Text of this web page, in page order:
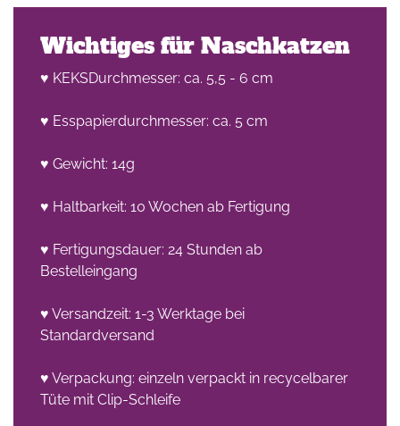
Wichtiges für Naschkatzen
♥ KEKSDurchmesser: ca. 5,5 - 6 cm
♥ Esspapierdurchmesser: ca. 5 cm
♥ Gewicht: 14g
♥ Haltbarkeit: 10 Wochen ab Fertigung
♥ Fertigungsdauer: 24 Stunden ab
Bestelleingang
♥ Versandzeit: 1-3 Werktage bei
Standardversand
♥ Verpackung: einzeln verpackt in recycelbarer
Tüte mit Clip-Schleife